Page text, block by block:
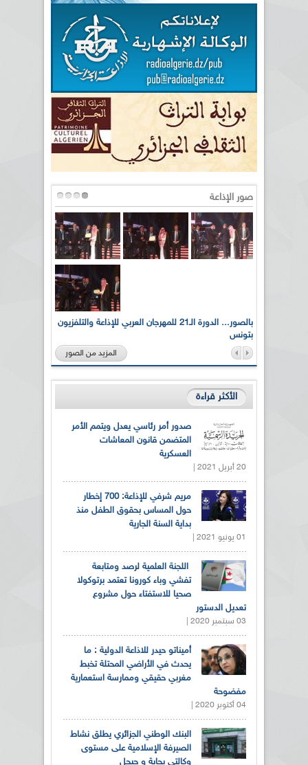
صور الإذاعة
بالصور... الدورة الـ21 للمهرجان العربي للإذاعة والتلفزيون
بتونس
المزيد من الصور
الأكثر قراءة
صدور أمر رئاسي يعدل ويتمم الأمر
المتضمن قانون المعاشات
العسكرية
20 أبريل 2021 |
مريم شرفي للإذاعة: 700 إخطار
حول المساس بحقوق الطفل منذ
بداية السنة الجارية
01 يونيو 2021 |
اللجنة العلمية لرصد ومتابعة
تفشي وباء كورونا تعتمد برتوكولا
صحيا للاستفتاء حول مشروع
تعديل الدستور
03 سبتمبر 2020 |
أميناتو حيدر للاذاعة الدولية : ما
يحدث في الأراضي المحتلة تخبط
مغربي حقيقي وممارسة استعمارية
مفضوحة
04 أكتوبر 2020 |
البنك الوطني الجزائري يطلق نشاط
الصيرفة الإسلامية على مستوى
وكالتي بجاية و جيجل